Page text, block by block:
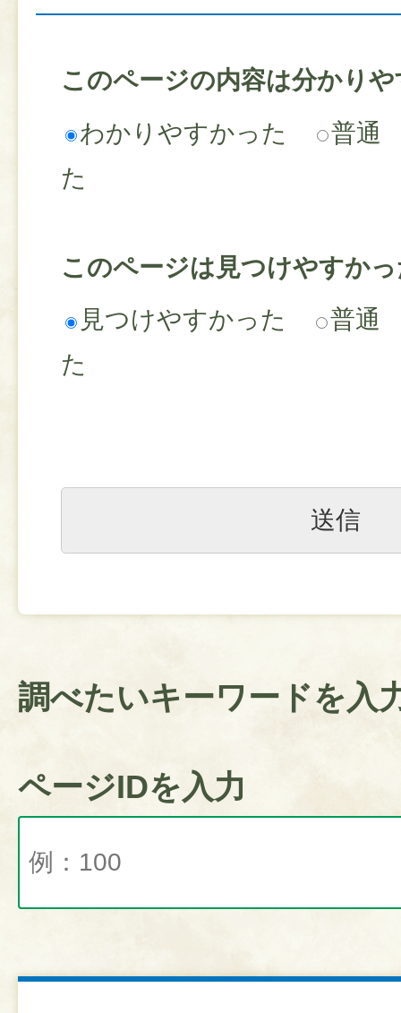
このページの内容は分かり
わかりやすかった
普通
た
このページは見つけやすか
見つけやすかった
普通
た
調べたいキーワードを入
ページIDを入力